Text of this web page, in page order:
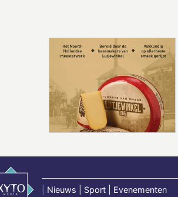
Nieuws | Sport | Evenementen